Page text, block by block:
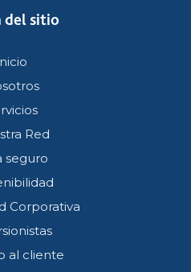
del sitio
Red
seguro
Corporativa
al cliente